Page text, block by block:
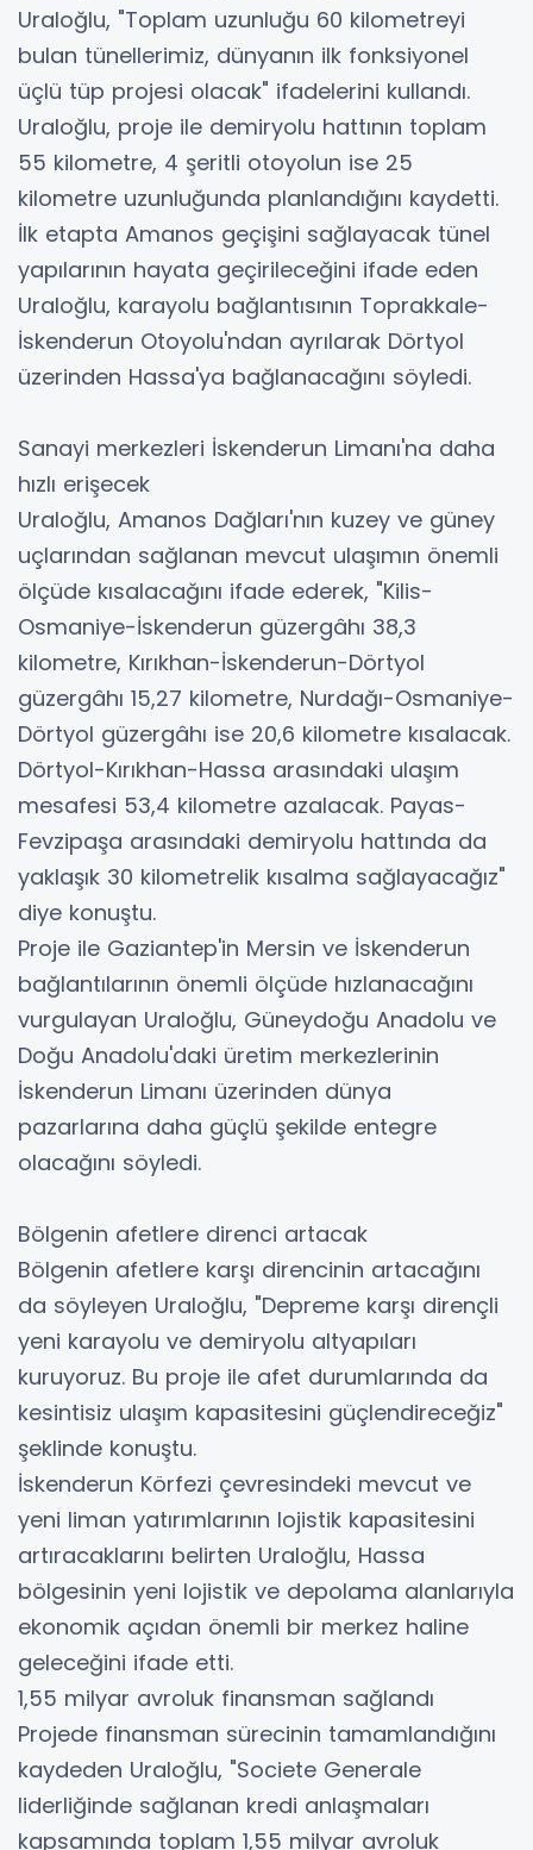
Uraloğlu, "Toplam uzunluğu 60 kilometreyi
bulan tünellerimiz, dünyanın ilk fonksiyonel
üçlü tüp projesi olacak" ifadelerini kullandı.
Uraloğlu, proje ile demiryolu hattının toplam
55 kilometre, 4 şeritli otoyolun ise 25
kilometre uzunluğunda planlandığını kaydetti.
İlk etapta Amanos geçişini sağlayacak tünel
yapılarının hayata geçirileceğini ifade eden
Uraloğlu, karayolu bağlantısının Toprakkale-
İskenderun Otoyolu'ndan ayrılarak Dörtyol
üzerinden Hassa'ya bağlanacağını söyledi.
Sanayi merkezleri İskenderun Limanı'na daha
hızlı erişecek
Uraloğlu, Amanos Dağları'nın kuzey ve güney
uçlarından sağlanan mevcut ulaşımın önemli
ölçüde kısalacağını ifade ederek, "Kilis-
Osmaniye-İskenderun güzergâhı 38,3
kilometre, Kırıkhan-İskenderun-Dörtyol
güzergâhı 15,27 kilometre, Nurdağı-Osmaniye-
Dörtyol güzergâhı ise 20,6 kilometre kısalacak.
Dörtyol-Kırıkhan-Hassa arasındaki ulaşım
mesafesi 53,4 kilometre azalacak. Payas-
Fevzipaşa arasındaki demiryolu hattında da
yaklaşık 30 kilometrelik kısalma sağlayacağız"
diye konuştu.
Proje ile Gaziantep'in Mersin ve İskenderun
bağlantılarının önemli ölçüde hızlanacağını
vurgulayan Uraloğlu, Güneydoğu Anadolu ve
Doğu Anadolu'daki üretim merkezlerinin
İskenderun Limanı üzerinden dünya
pazarlarına daha güçlü şekilde entegre
olacağını söyledi.
Bölgenin afetlere direnci artacak
Bölgenin afetlere karşı direncinin artacağını
da söyleyen Uraloğlu, "Depreme karşı dirençli
yeni karayolu ve demiryolu altyapıları
kuruyoruz. Bu proje ile afet durumlarında da
kesintisiz ulaşım kapasitesini güçlendireceğiz"
şeklinde konuştu.
İskenderun Körfezi çevresindeki mevcut ve
yeni liman yatırımlarının lojistik kapasitesini
artıracaklarını belirten Uraloğlu, Hassa
bölgesinin yeni lojistik ve depolama alanlarıyla
ekonomik açıdan önemli bir merkez haline
geleceğini ifade etti.
1,55 milyar avroluk finansman sağlandı
Projede finansman sürecinin tamamlandığını
kaydeden Uraloğlu, "Societe Generale
liderliğinde sağlanan kredi anlaşmaları
kapsamında toplam 1,55 milyar avroluk